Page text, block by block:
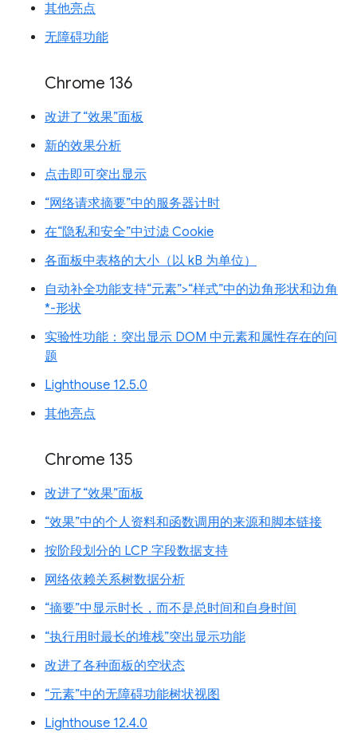
其他亮点
无障碍功能
Chrome 136
改进了“效果”面板
新的效果分析
点击即可突出显示
“网络请求摘要”中的服务器计时
在“隐私和安全”中过滤 Cookie
各面板中表格的大小（以 kB 为单位）
自动补全功能支持“元素”>“样式”中的边角形状和边角
*-形状
实验性功能：突出显示 DOM 中元素和属性存在的问
题
Lighthouse 12.5.0
其他亮点
Chrome 135
改进了“效果”面板
“效果”中的个人资料和函数调用的来源和脚本链接
按阶段划分的 LCP 字段数据支持
网络依赖关系树数据分析
“摘要”中显示时长，而不是总时间和自身时间
“执行用时最长的堆栈”突出显示功能
改进了各种面板的空状态
“元素”中的无障碍功能树状视图
Lighthouse 12.4.0